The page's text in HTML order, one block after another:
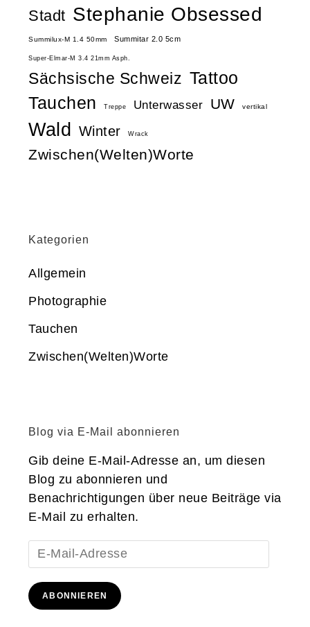
Stadt Stephanie Obsessed
Summilux-M 1.4 50mm Summitar 2.0 5cm
Super-Elmar-M 3.4 21mm Asph.
Sächsische Schweiz Tattoo
Tauchen
Treppe Unterwasser UW vertikal
Wald Winter Wrack
Zwischen(Welten)Worte
Kategorien
Allgemein
Photographie
Tauchen
Zwischen(Welten)Worte
Blog via E-Mail abonnieren
Gib deine E-Mail-Adresse an, um diesen
Blog zu abonnieren und
Benachrichtigungen über neue Beiträge via
E-Mail zu erhalten.
E-
Mail-
Adresse
ABONNIEREN